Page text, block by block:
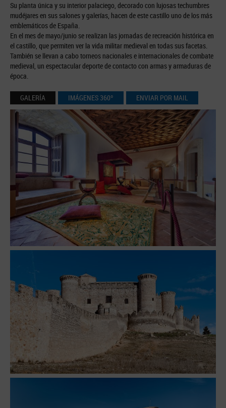
Su planta única y su interior palaciego, decorado con lujosas techumbres
mudéjares en sus salones y galerías, hacen de este castillo uno de los más
emblemáticos de España.
En el mes de mayo/junio se realizan las jornadas de recreación histórica en
el castillo, que permiten ver la vida militar medieval en todas sus facetas.
También se llevan a cabo torneos nacionales e internacionales de combate
medieval, un espectacular deporte de contacto con armas y armaduras de
época.
GALERÍA IMÁGENES 360º ENVIAR POR MAIL